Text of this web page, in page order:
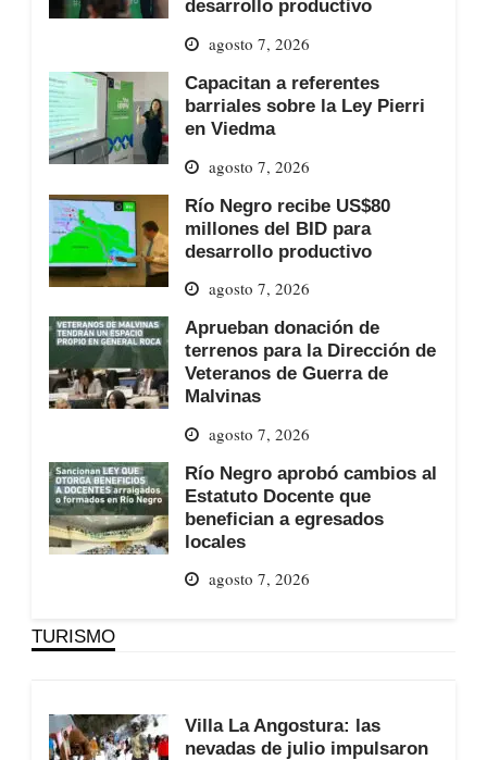
desarrollo productivo
agosto 7, 2026
Capacitan a referentes
barriales sobre la Ley Pierri
en Viedma
agosto 7, 2026
Río Negro recibe US$80
millones del BID para
desarrollo productivo
agosto 7, 2026
Aprueban donación de
terrenos para la Dirección de
Veteranos de Guerra de
Malvinas
agosto 7, 2026
Río Negro aprobó cambios al
Estatuto Docente que
benefician a egresados
locales
agosto 7, 2026
TURISMO
Villa La Angostura: las
nevadas de julio impulsaron